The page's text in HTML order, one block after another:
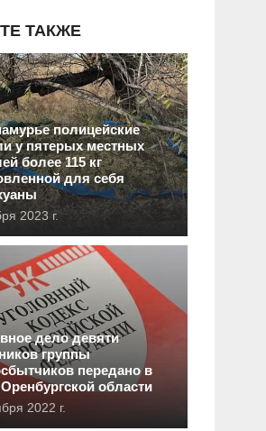
ТАКЖЕ
полицейские
у пятерых местных
более 115 кг
для себя
2023 г.
дело девяти
группы
передано в
области
2022 г.